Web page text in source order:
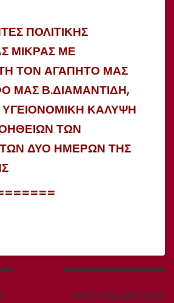
ΠΟΛΙΤΙΚΗΣ
ΜΙΚΡΑΣ ΜΕ
ΤΟΝ ΑΓΑΠΗΤΟ ΜΑΣ
ΜΑΣ Β.ΔΙΑΜΑΝΤΙΔΗ,
ΥΓΕΙΟΝΟΜΙΚΗ ΚΑΛΥΨΗ
ΤΩΝ
ΔΥΟ ΗΜΕΡΩΝ ΤΗΣ
Next: Next
Και κάτι πολύ